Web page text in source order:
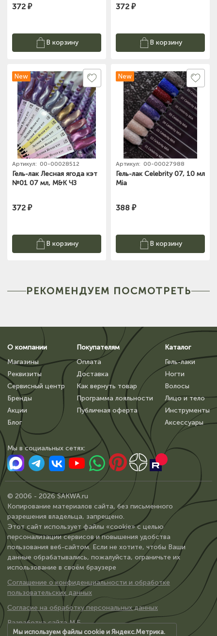
372 ₽
В корзину
372 ₽
В корзину
New
Артикул: 00-00028512
Гель-лак Лесная ягода кэт
№01 07 мл, M&K ЧЗ
372 ₽
В корзину
New
Артикул: 00-00027988
Гель-лак Celebrity 07, 10 мл
Mia
388 ₽
В корзину
РЕКОМЕНДУЕМ ПОСМОТРЕТЬ
О компании
Магазины
Реквизиты
Сервисный центр
Бренды
Акции
Блог
Покупателям
Оплата
Доставка
Как вернуть товар
Программа лояльности
Публичная оферта
Каталог
Гель-лаки
Ногти
Волосы
Лицо и тело
Инструменты
Аксессуары
Мы в сoциальных сетях:
© 2006 - 2026 SAKWA.ru
Копирование материалов сайта, без письменного
разрешения владельца, запрещено.
Этот сайт использует файлы «cookie» с целью
персонализации сервисов и повышения удобства
пользования веб-сайтом. Если не хотите, чтобы Ваши
данные обрабатывались, пожалуйста, ограничьте их
использование в своём браузере
Соглашение о конфиденциальности и обработке
пользовательских данных
Согласие на обработку персональных данных
Разработка сайта М.Б.
Мы используем файлы cookie и Яндекс.Метрика.